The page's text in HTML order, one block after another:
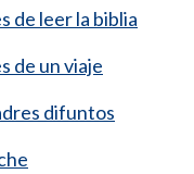
de leer la biblia
de un viaje
difuntos